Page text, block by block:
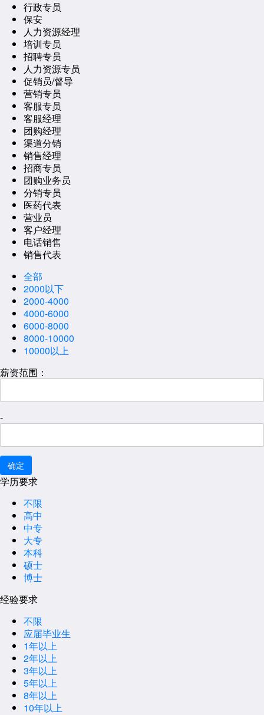
行政专员
保安
人力资源经理
培训专员
招聘专员
人力资源专员
促销员/督导
营销专员
客服专员
客服经理
团购经理
渠道分销
销售经理
招商专员
团购业务员
分销专员
医药代表
营业员
客户经理
电话销售
销售代表
全部
2000以下
2000-4000
4000-6000
6000-8000
8000-10000
10000以上
薪资范围：
-
学历要求
不限
高中
中专
大专
本科
硕士
博士
经验要求
不限
应届毕业生
1年以上
2年以上
3年以上
5年以上
8年以上
10年以上